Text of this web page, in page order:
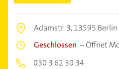
Adamstr. 3,13595 Berlin
Geschlossen –Öffnet
030 3 62 30 34